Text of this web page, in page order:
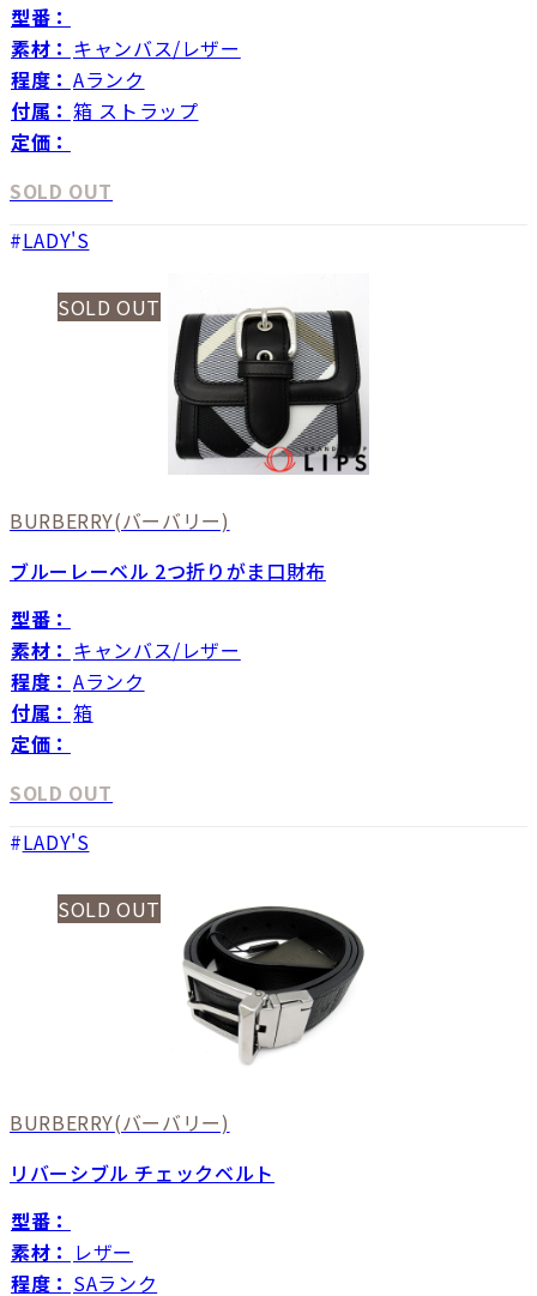
型番：
素材： キャンバス/レザー
程度： Aランク
付属： 箱 ストラップ
定価：
SOLD OUT
LADY'S
SOLD OUT
BURBERRY(バーバリー)
ブルーレーベル 2つ折りがま口財布
型番：
素材： キャンバス/レザー
程度： Aランク
付属： 箱
定価：
SOLD OUT
LADY'S
SOLD OUT
BURBERRY(バーバリー)
リバーシブル チェックベルト
型番：
素材： レザー
程度： SAランク